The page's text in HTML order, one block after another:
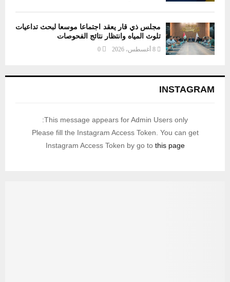
مجلس ذي قار يعقد اجتماعا موسعا لبحث تداعيات
تلوث المياه وانتظار نتائج الفحوصات
8 أغسطس، 2026 0
INSTAGRAM
This message appears for Admin Users only:
Please fill the Instagram Access Token. You can get
Instagram Access Token by go to this page